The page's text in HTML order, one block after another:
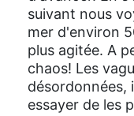
suivant nous
mer d'environ
plus agitée. A
chaos! Les
désordonnées,
essayer de les